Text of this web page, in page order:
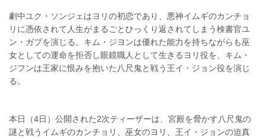
劇中ユク・ソンジェはヨリの初恋であり、悪神イムギのカンチョ
リに憑依されて人生がまるごとひっくり返されてしまう検書官ユ
ン・ガプを演じる。キム・ジヨンは優れた能力を持ちながらも巫
女としての運命を拒否し眼鏡職人として生きるヨリ役を、キム・
ジフンは王家に恨みを抱いた八尺鬼と戦う王イ・ジョン役を演じ
る。
本日（4日）公開された2次ティーザーは、宮殿を脅かす八尺鬼の
謎と戦うイムギのカンチョリ、巫女のヨリ、王イ・ジョンの迫真